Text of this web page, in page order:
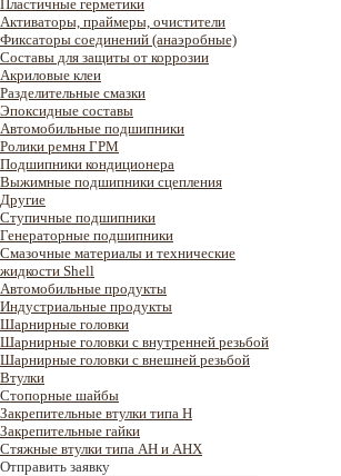
Пластичные герметики
Активаторы, праймеры, очистители
Фиксаторы соединений (анаэробные)
Составы для защиты от коррозии
Акриловые клеи
Разделительные смазки
Эпоксидные составы
Автомобильные подшипники
Ролики ремня ГРМ
Подшипники кондиционера
Выжимные подшипники сцепления
Другие
Ступичные подшипники
Генераторные подшипники
Смазочные материалы и технические
жидкости Shell
Автомобильные продукты
Индустриальные продукты
Шарнирные головки
Шарнирные головки с внутренней резьбой
Шарнирные головки с внешней резьбой
Втулки
Стопорные шайбы
Закрепительные втулки типа H
Закрепительные гайки
Стяжные втулки типа AH и AHX
Отправить заявку